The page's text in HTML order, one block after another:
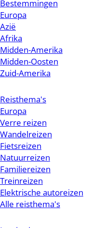
Bestemmingen
Europa
Azië
Afrika
Midden-Amerika
Midden-Oosten
Zuid-Amerika
Reisthema's
Europa
Verre reizen
Wandelreizen
Fietsreizen
Natuurreizen
Familiereizen
Treinreizen
Elektrische autoreizen
Alle reisthema's